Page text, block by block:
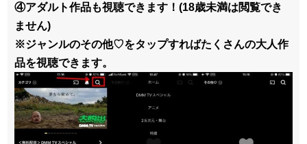
④アダルト作品も視聴できます！(18歳未満は閲覧でき
ません)
※ジャンルのその他♡をタップすればたくさんの大人作
品を視聴できます。